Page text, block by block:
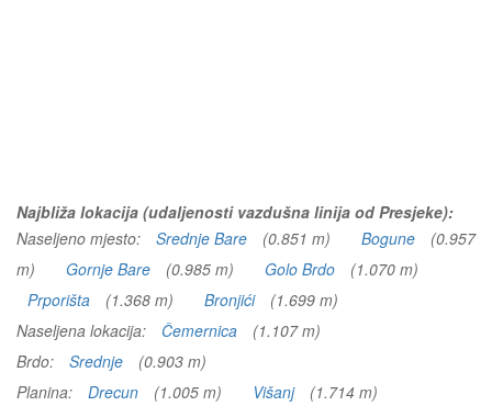
Najbliža lokacija (udaljenosti vazdušna linija od Presjeke):
Naseljeno mjesto:
Srednje Bare (0.851 m) Bogune
(0.957
m)
Gornje Bare (0.985 m) Golo Brdo
(1.070 m)
Prporišta
(1.368 m) Bronjići
(1.699 m)
Naseljena lokacija:
Čemernica
(1.107 m)
Brdo:
Srednje
(0.903 m)
Planina:
Drecun (1.005 m) Višanj (1.714 m)